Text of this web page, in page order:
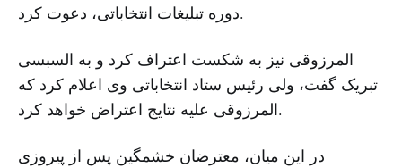
دوره تبلیغات انتخاباتی، دعوت کرد.
المرزوقی نیز به شکست اعتراف کرد و به السبسی
تبریک گفت، ولی رئیس ستاد انتخاباتی وی اعلام کرد که
المرزوقی علیه نتایج اعتراض خواهد کرد.
در این میان، معترضان خشمگین پس از پیروزی